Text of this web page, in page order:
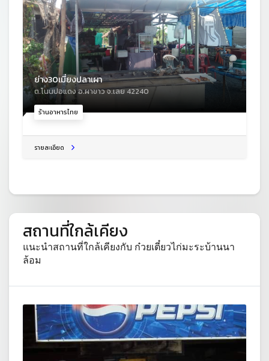
ร้านอาหารไทย
ย่าง30เมี่ยงปลาเผา
ต.โนนปอแดง อ.ผาขาว จ.เลย 42240
รายละเอียด
สถานที่ใกล้เคียง
แนะนำสถานที่ใกล้เคียงกับ ก๋วยเตี๋ยวไก่มะระบ้านนา
ล้อม